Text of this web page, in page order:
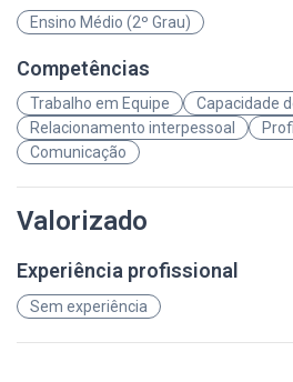
Ensino Médio (2º Grau)
Competências
Trabalho em Equipe
Capacidade
Relacionamento interpessoal
Comunicação
Valorizado
Experiência profissional
Sem experiência